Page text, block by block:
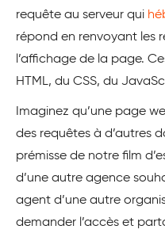
requête au serveur qui
répond en renvoyant les
l’affichage de la page.
HTML, du CSS, du
Imaginez qu’une page
des requêtes à d’autres
prémisse de notre film
d’une autre agence
agent d’une autre
demander l’accès et